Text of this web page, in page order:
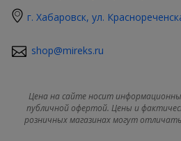
г. Хабаровск, ул.
shop@mireks.ru
Цена на сайте носит
публичной офертой. Цены и
розничных магазинах могут